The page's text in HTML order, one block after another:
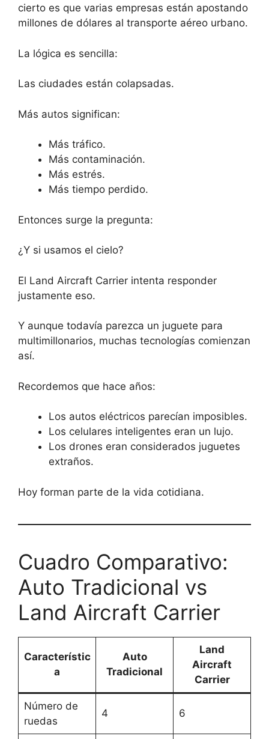
cierto es que varias empresas están apostando
millones de dólares al transporte aéreo urbano.
La lógica es sencilla:
Las ciudades están colapsadas.
Más autos significan:
Más tráfico.
Más contaminación.
Más estrés.
Más tiempo perdido.
Entonces surge la pregunta:
¿Y si usamos el cielo?
El Land Aircraft Carrier intenta responder
justamente eso.
Y aunque todavía parezca un juguete para
multimillonarios, muchas tecnologías comienzan
así.
Recordemos que hace años:
Los autos eléctricos parecían imposibles.
Los celulares inteligentes eran un lujo.
Los drones eran considerados juguetes
extraños.
Hoy forman parte de la vida cotidiana.
Cuadro Comparativo:
Auto Tradicional vs
Land Aircraft Carrier
Característic
a
Auto
Tradicional
Land
Aircraft
Carrier
Número de
ruedas
4 6